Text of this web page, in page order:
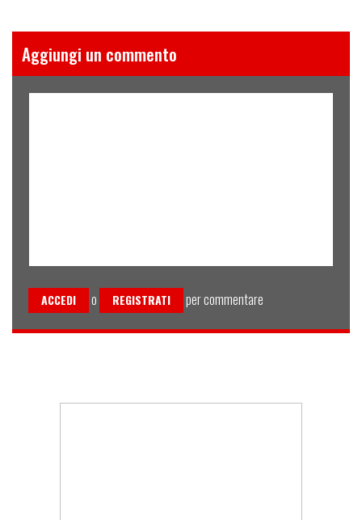
Aggiungi un commento
ACCEDI o REGISTRATI per commentare